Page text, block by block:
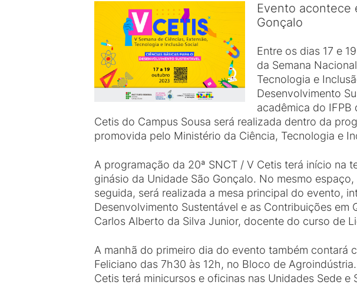
Evento acontece
Gonçalo
Entre os dias 17 e
da Semana
Tecnologia e
Desenvolvimento
acadêmica do
Cetis do Campus Sousa será realizada dentro da
promovida pelo Ministério da Ciência, Tecnologia e
A programação da 20ª SNCT / V Cetis terá início na
ginásio da Unidade São Gonçalo. No mesmo
seguida, será realizada a mesa principal do evento,
Desenvolvimento Sustentável e as Contribuições em
Carlos Alberto da Silva Junior, docente do curso de
A manhã do primeiro dia do evento também contará
Feliciano das 7h30 às 12h, no Bloco de
Cetis terá minicursos e oficinas nas Unidades Sede